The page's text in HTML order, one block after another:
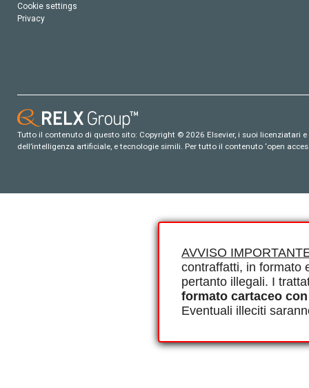
AVVISO
contraffatti, in formato
pertanto illegali. I
formato cartaceo
Eventuali illeciti
Cookie settings
Privacy
Tutto il contenuto di questo sito: Copyright © 2026 Elsevier, i suoi
dell’intelligenza artificiale, e tecnologie simili. Per tutto il contenuto ‘open